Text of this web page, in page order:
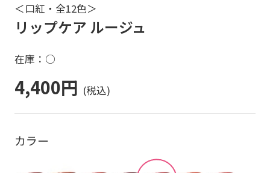
＜口紅・全12色＞
リップケア ルージュ
在庫：○
4,400円
カラー